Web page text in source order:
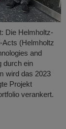
Die Helmholtz-
Acts (Helmholtz
and
durch ein
wird das 2023
Projekt
verankert.